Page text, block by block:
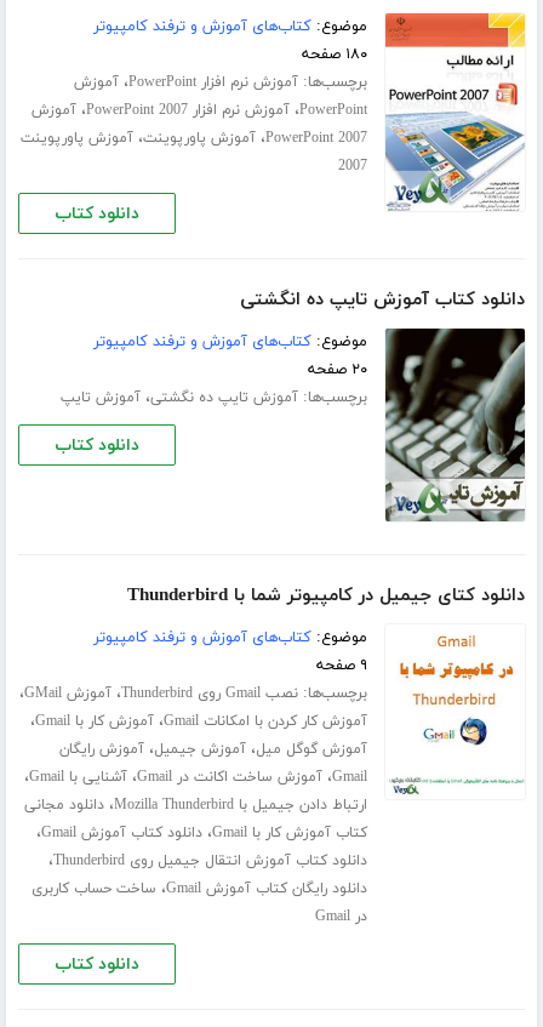
موضوع:کتاب‌های آموزش و ترفند کامپیوتر
۱۸۰ صفحه
برچسب‌ها:آموزش نرم افزار PowerPoint ،آموزش
PowerPoint،آموزش نرم افزار PowerPoint 2007 ،آموزش
PowerPoint 2007،آموزش پاورپوینت،آموزش پاورپوینت
2007
دانلود کتاب
دانلود کتاب آموزش تایپ ده انگشتی
موضوع:کتاب‌های آموزش و ترفند کامپیوتر
۲۰ صفحه
برچسب‌ها:آموزش تایپ ده‌ نگشتی،آموزش تایپ
دانلود کتاب
دانلود کتای جیمیل در کامپیوتر شما با Thunderbird
موضوع:کتاب‌های آموزش و ترفند کامپیوتر
۹ صفحه
برچسب‌ها:نصب Gmail روی Thunderbird ،آموزش GMail ،
آموزش کار کردن با امکانات Gmail ،آموزش کار با Gmail ،
آموزش گوگل میل،آموزش جیمیل،آموزش رایگان
Gmail،آموزش ساخت اکانت در Gmail ،آشنایی با Gmail ،
ارتباط دادن جیمیل با Mozilla Thunderbird ،دانلود مجانی
کتاب آموزش کار با Gmail
،دانلود کتاب آموزش Gmail ،
دانلود کتاب آموزش انتقال جیمیل روی Thunderbird ،
دانلود رایگان کتاب آموزش Gmail ، ساخت حساب کاربری
در Gmail
دانلود کتاب